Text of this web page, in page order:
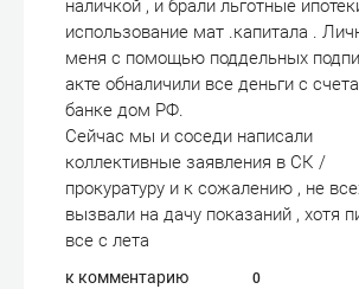
наличкой , и брали льготные
использование мат .капитала .
меня с помощью поддельных
акте обналичили все деньги с
банке дом РФ.
Сейчас мы и соседи написали
коллективные заявления в СК /
прокуратуру и к сожалению , не
вызвали на дачу показаний , хотя
все с лета
к комментарию 0